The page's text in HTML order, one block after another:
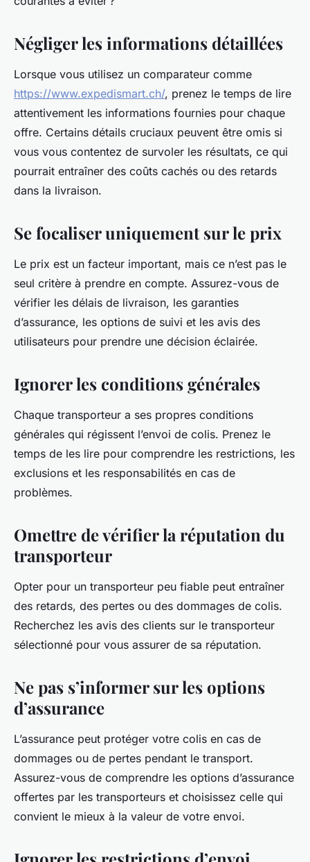
Négliger les informations détaillées
Lorsque vous utilisez un comparateur comme
https://www.expedismart.ch/, prenez le temps de lire
attentivement les informations fournies pour chaque
offre. Certains détails cruciaux peuvent être omis si
vous vous contentez de survoler les résultats, ce qui
pourrait entraîner des coûts cachés ou des retards
dans la livraison.
Se focaliser uniquement sur le prix
Le prix est un facteur important, mais ce n’est pas le
seul critère à prendre en compte. Assurez-vous de
vérifier les délais de livraison, les garanties
d’assurance, les options de suivi et les avis des
utilisateurs pour prendre une décision éclairée.
Ignorer les conditions générales
Chaque transporteur a ses propres conditions
générales qui régissent l’envoi de colis. Prenez le
temps de les lire pour comprendre les restrictions, les
exclusions et les responsabilités en cas de
problèmes.
Omettre de vérifier la réputation du
transporteur
Opter pour un transporteur peu fiable peut entraîner
des retards, des pertes ou des dommages de colis.
Recherchez les avis des clients sur le transporteur
sélectionné pour vous assurer de sa réputation.
Ne pas s’informer sur les options
d’assurance
L’assurance peut protéger votre colis en cas de
dommages ou de pertes pendant le transport.
Assurez-vous de comprendre les options d’assurance
offertes par les transporteurs et choisissez celle qui
convient le mieux à la valeur de votre envoi.